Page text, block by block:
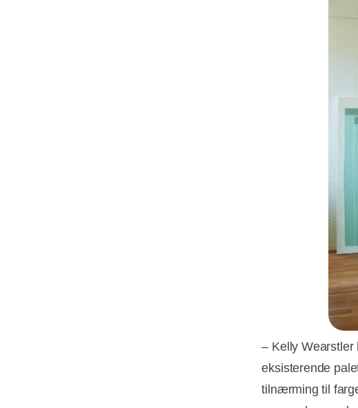
– Kelly Wearstler
eksisterende
tilnærming til